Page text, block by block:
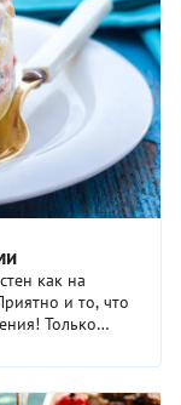
как на
и то, что
Только
...